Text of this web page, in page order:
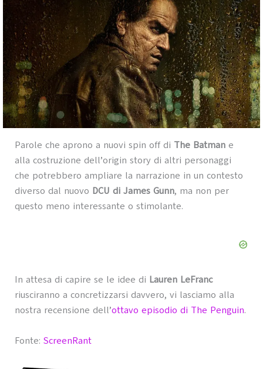
Parole che aprono a nuovi spin off di The Batmane
alla costruzione dell’origin story di altri personaggi
che potrebbero ampliare la narrazione in un contesto
diverso dal nuovo DCU di James Gunn, ma non per
questo meno interessante o stimolante.
In attesa di capire se le idee di Lauren LeFranc
riusciranno a concretizzarsi davvero, vi lasciamo alla
nostra recensione dell’ottavo episodio di The Penguin.
Fonte: ScreenRant